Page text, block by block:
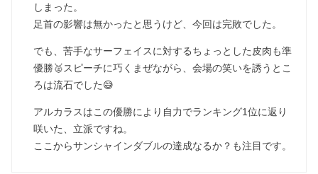
しまった。
足首の影響は無かったと思うけど、今回は完敗でした。
でも、苦手なサーフェイスに対するちょっとした皮肉も準
優勝🥈スピーチに巧くまぜながら、会場の笑いを誘うとこ
ろは流石でした😅
アルカラスはこの優勝により自力でランキング1位に返り
咲いた、立派ですね。
ここからサンシャインダブルの達成なるか？も注目です。